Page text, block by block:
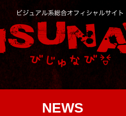
NEWS